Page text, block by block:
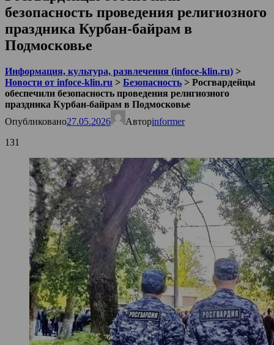
безопасность проведения религиозного
праздника Курбан-байрам в
Подмосковье
Информация, культура, развлечения (infoce-klin.ru) >
Новости от infoce-klin.ru > Безопасность > Росгвардейцы
обеспечили безопасность проведения религиозного
праздника Курбан-байрам в Подмосковье
Опубликовано27.05.2026 Авторinformer
131